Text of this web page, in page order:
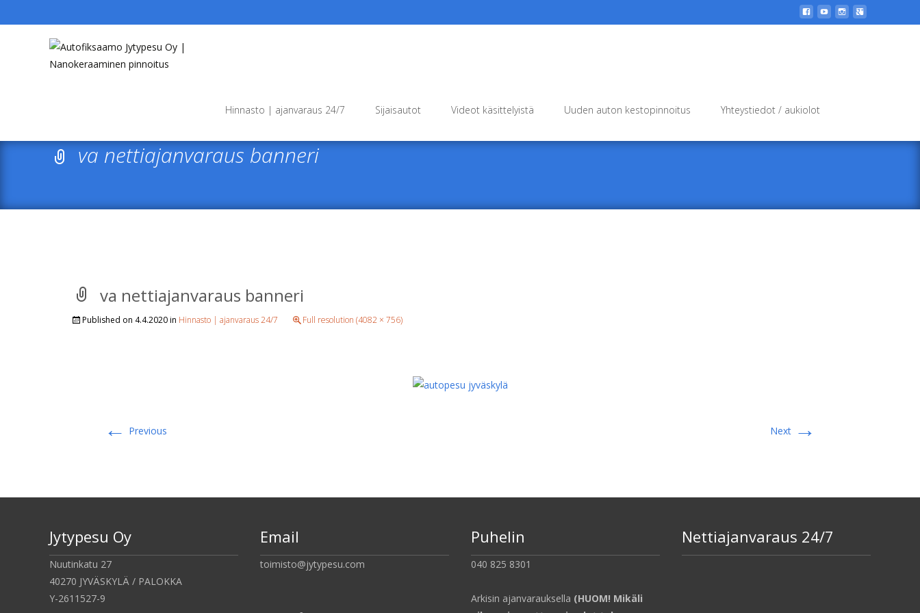
Hinnasto | ajanvaraus 24/7 Sijaisautot Videot käsittelyistä Uuden auton kestopinnoitus Yhteystiedot / aukiolot
va nettiajanvaraus banneri
va nettiajanvaraus banneri
Published on 4.4.2020in Hinnasto | ajanvaraus 24/7 Full resolution (4082 × 756)
← Previous Next →
Jytypesu Oy
Nuutinkatu 27
40270 JYVÄSKYLÄ / PALOKKA
Y-2611527-9
Email
toimisto@jytypesu.com
Puhelin
040 825 8301
Nettiajanvaraus 24/7
Arkisin ajanvarauksella (HUOM! Mikäli